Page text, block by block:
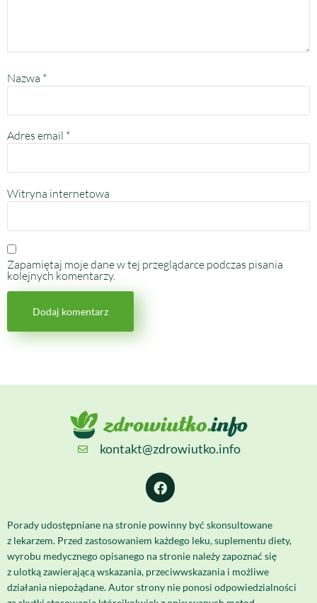
Nazwa *
Adres email *
Witryna internetowa
Zapamiętaj moje dane w tej przeglądarce podczas pisania
kolejnych komentarzy.
kontakt@zdrowiutko.info
Porady udostępniane na stronie powinny być skonsultowane
z lekarzem. Przed zastosowaniem każdego leku, suplementu diety,
wyrobu medycznego opisanego na stronie należy zapoznać się
z ulotką zawierającą wskazania, przeciwwskazania i możliwe
działania niepożądane. Autor strony nie ponosi odpowiedzialności